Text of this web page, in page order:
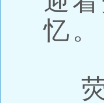
忆。
荧